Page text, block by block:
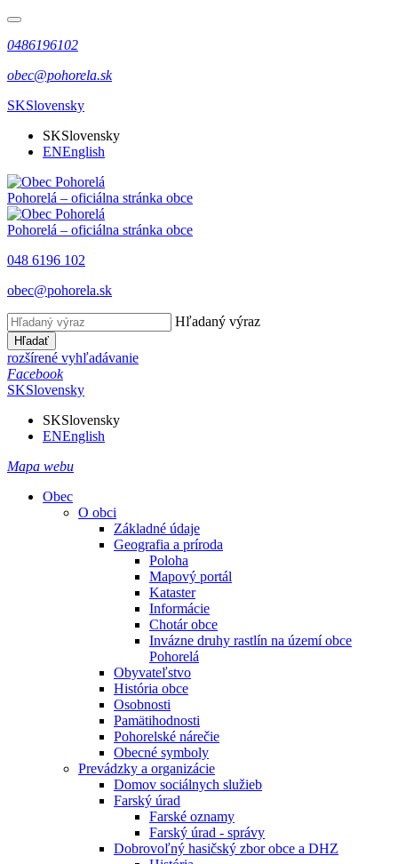
0486196102
obec@pohorela.sk
SKSlovensky
SKSlovensky
ENEnglish
Pohorelá – oficiálna stránka obce
Pohorelá – oficiálna stránka obce
048 6196 102
obec@pohorela.sk
Hľadaný výraz
Hľadať
rozšírené vyhľadávanie
Facebook
SKSlovensky
SKSlovensky
ENEnglish
Mapa webu
Obec
O obci
Základné údaje
Geografia a príroda
Poloha
Mapový portál
Kataster
Informácie
Chotár obce
Invázne druhy rastlín na území obce
Pohorelá
Obyvateľstvo
História obce
Osobnosti
Pamätihodnosti
Pohorelské nárečie
Obecné symboly
Prevádzky a organizácie
Domov sociálnych služieb
Farský úrad
Farské oznamy
Farský úrad - správy
Dobrovoľný hasičský zbor obce a DHZ